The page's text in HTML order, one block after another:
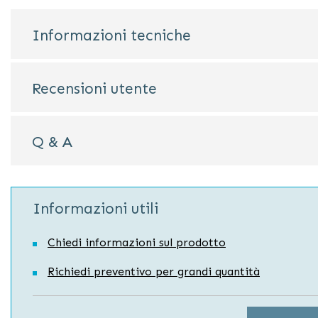
Informazioni tecniche
Recensioni utente
Q & A
Informazioni utili
Chiedi informazioni sul prodotto
Richiedi preventivo per grandi quantità